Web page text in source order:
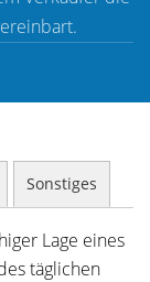
Sonstiges
Lage eines
täglichen